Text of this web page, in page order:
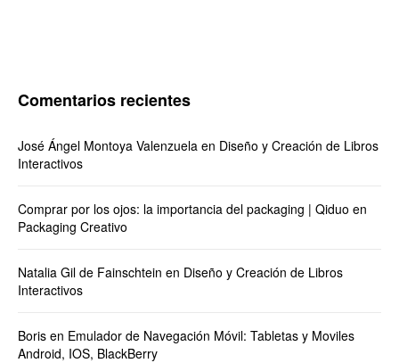
Comentarios recientes
José Ángel Montoya Valenzuela en Diseño y Creación de Libros
Interactivos
Comprar por los ojos: la importancia del packaging | Qiduo en
Packaging Creativo
Natalia Gil de Fainschtein en Diseño y Creación de Libros
Interactivos
Boris en Emulador de Navegación Móvil: Tabletas y Moviles
Android, IOS, BlackBerry